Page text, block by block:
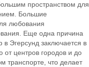
пространством для
Большие
любования
Еще одна причина
в Эгерсунд заключается в
от центров городов и до
транспорте, что делает